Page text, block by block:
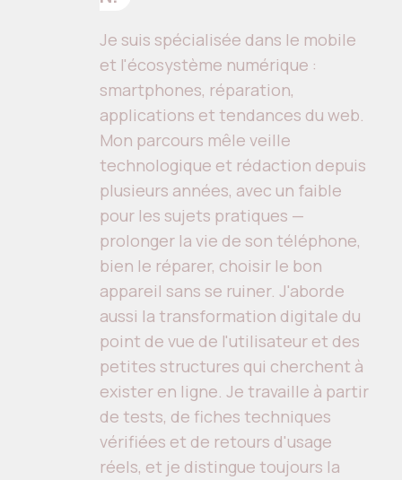
Je suis spécialisée dans le mobile
et l'écosystème numérique :
smartphones, réparation,
applications et tendances du web.
Mon parcours mêle veille
technologique et rédaction depuis
plusieurs années, avec un faible
pour les sujets pratiques —
prolonger la vie de son téléphone,
bien le réparer, choisir le bon
appareil sans se ruiner. J'aborde
aussi la transformation digitale du
point de vue de l'utilisateur et des
petites structures qui cherchent à
exister en ligne. Je travaille à partir
de tests, de fiches techniques
vérifiées et de retours d'usage
réels, et je distingue toujours la